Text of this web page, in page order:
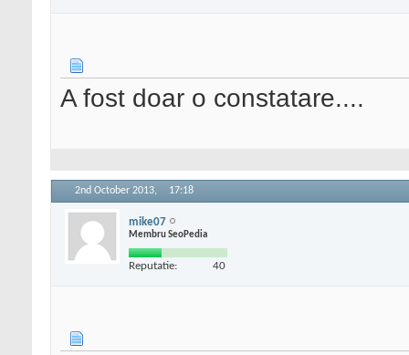
A fost doar o constatare....
2nd October 2013, 17:18
mike07
Membru SeoPedia
Reputatie: 40